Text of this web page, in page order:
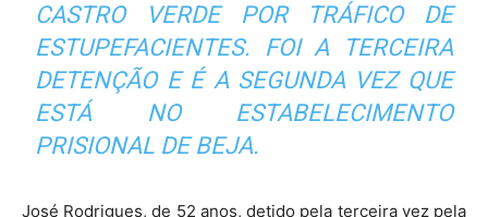
CASTRO VERDE POR TRÁFICO DE
ESTUPEFACIENTES. FOI A TERCEIRA
DETENÇÃO E É A SEGUNDA VEZ QUE
ESTÁ NO ESTABELECIMENTO
PRISIONAL DE BEJA.
José Rodrigues, de 52 anos, detido pela terceira vez pela